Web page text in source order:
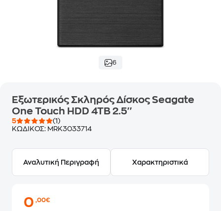
6
Εξωτερικός Σκληρός Δίσκος Seagate
One Touch HDD 4TB 2.5''
5
(1)
ΚΩΔΙΚΟΣ: MRK3033714
Αναλυτική Περιγραφή Χαρακτηριστικά
0,00€